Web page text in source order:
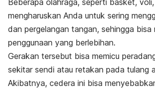
Beberapa olahraga, seperti basket,
mengharuskan Anda untuk sering
dan pergelangan tangan, sehingga bisa
penggunaan yang berlebihan.
Gerakan tersebut bisa memicu
sekitar sendi atau retakan pada tulang
Akibatnya, cedera ini bisa